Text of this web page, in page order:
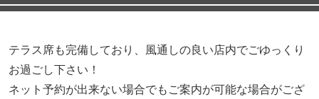
テラス席も完備しており、風通しの良い店内でごゆっくり
お過ごし下さい！
ネット予約が出来ない場合でもご案内が可能な場合がござ